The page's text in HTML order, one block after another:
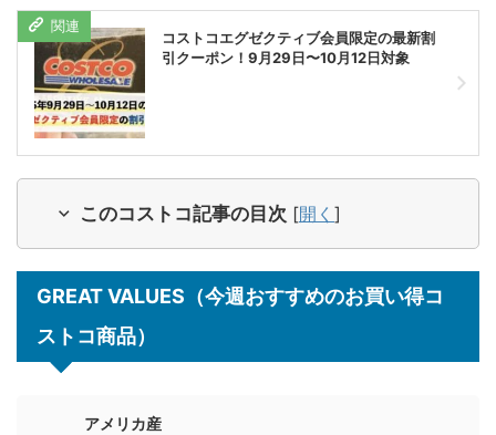
コストコエグゼクティブ会員限定の最新割
引クーポン！9月29日〜10月12日対象
このコストコ記事の目次 [開く ]
GREAT VALUES （今週おすすめのお買い得コ
ストコ商品）
アメリカ産